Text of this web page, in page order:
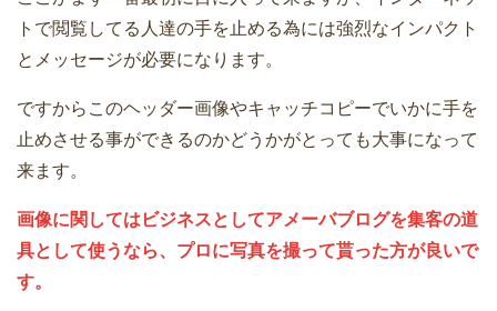
トで閲覧してる人達の手を止める為には強烈なインパクト
とメッセージが必要になります。
ですからこのヘッダー画像やキャッチコピーでいかに手を
止めさせる事ができるのかどうかがとっても大事になって
来ます。
画像に関してはビジネスとしてアメーバブログを集客の道
具として使うなら、プロに写真を撮って貰った方が良いで
す。